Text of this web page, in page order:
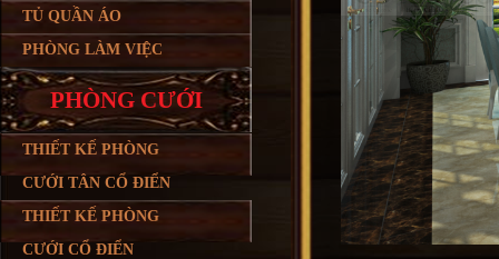
TỦ QUẦN ÁO
PHÒNG LÀM VIỆC
PHÒNG CƯỚI
THIẾT KẾ PHÒNG
CƯỚI TÂN CỔ ĐIỂN
THIẾT KẾ PHÒNG
CƯỚI CỔ ĐIỂN